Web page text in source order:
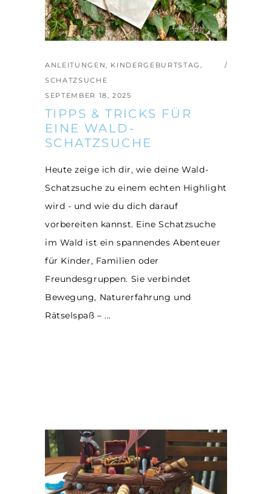
ANLEITUNGEN, KINDERGEBURTSTAG ,
SCHATZSUCHE
SEPTEMBER 18, 2025
TIPPS & TRICKS FÜR
EINE WALD-
SCHATZSUCHE
Heute zeige ich dir, wie deine Wald-
Schatzsuche zu einem echten Highlight
wird - und wie du dich darauf
vorbereiten kannst. Eine Schatzsuche
im Wald ist ein spannendes Abenteuer
für Kinder, Familien oder
Freundesgruppen. Sie verbindet
Bewegung, Naturerfahrung und
Rätselspaß –